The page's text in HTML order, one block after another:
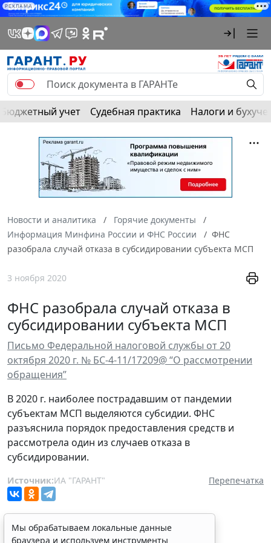
РЕКЛАМА
Бюджетный учет Судебная практика Налоги и
Новости и аналитика
Горячие документы
Информация Минфина России и ФНС России
ФНС
разобрала случай отказа в субсидировании субъекта МСП
3 ноября 2020
ФНС разобрала случай отказа в
субсидировании субъекта МСП
Письмо Федеральной налоговой службы от 20
октября 2020 г. № БС-4-11/17209@ “О рассмотрении
обращения”
В 2020 г. наиболее пострадавшим от пандемии
субъектам МСП выделяются субсидии. ФНС
разъяснила порядок предоставления средств и
рассмотрела один из случаев отказа в
субсидировании.
Источник:ИА "ГАРАНТ" Перепечатка
Мы обрабатываем локальные данные
браузера и используем инструменты